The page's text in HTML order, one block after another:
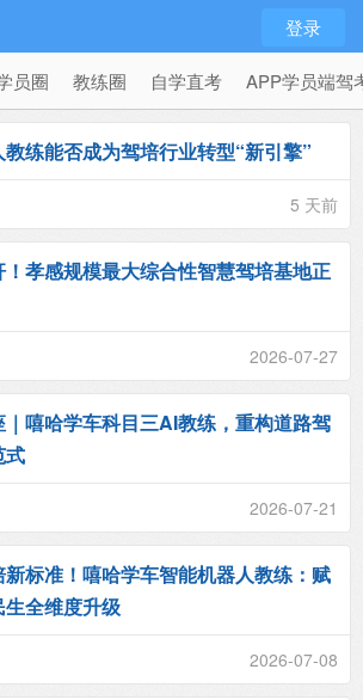
登录
员圈 教练圈 自学直考 APP学员端驾
练能否成为驾培行业转型“新引擎”
5 天前
孝感规模最大综合性智慧驾培基地正
2026-07-27
嘻哈学车科目三AI教练，重构道路驾
式
2026-07-21
标准！嘻哈学车智能机器人教练：赋
全维度升级
2026-07-08